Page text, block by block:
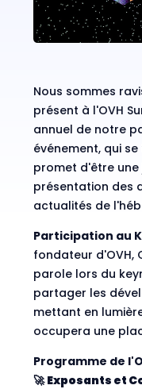
Nous sommes
présent à l'OVH
annuel de notre
événement, qui
promet d'être
présentation des
actualités de
Participation au
fondateur d'OVH,
parole lors du
partager les
mettant en
occupera une
Programme de
🚀Exposants et